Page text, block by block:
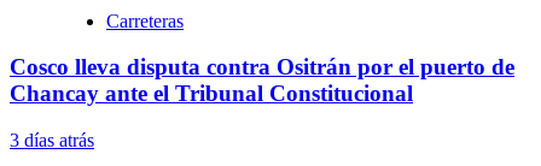
Carreteras
Cosco lleva disputa contra Ositrán por el puerto de
Chancay ante el Tribunal Constitucional
3 días atrás